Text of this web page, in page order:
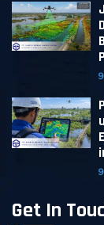
Get In